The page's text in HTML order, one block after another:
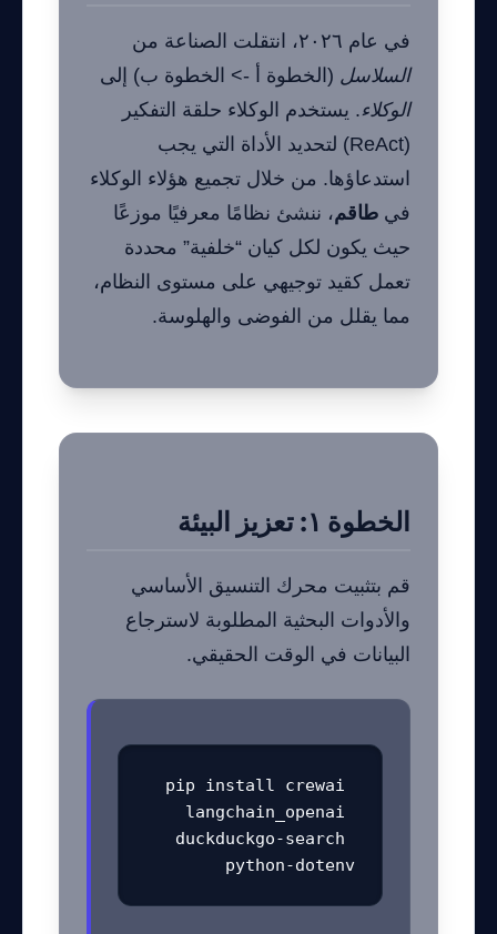
في عام ٢٠٢٦، انتقلت الصناعة من
السلاسل (الخطوة أ -> الخطوة ب) إلى
الوكلاء. يستخدم الوكلاء حلقة التفكير
(ReAct) لتحديد الأداة التي يجب
استدعاؤها. من خلال تجميع هؤلاء الوكلاء
في طاقم، ننشئ نظامًا معرفيًا موزعًا
حيث يكون لكل كيان “خلفية” محددة
تعمل كقيد توجيهي على مستوى النظام،
مما يقلل من الفوضى والهلوسة.
الخطوة ١: تعزيز البيئة
قم بتثبيت محرك التنسيق الأساسي
والأدوات البحثية المطلوبة لاسترجاع
البيانات في الوقت الحقيقي.
pip install crewai
langchain_openai
duckduckgo-search
python-dotenv